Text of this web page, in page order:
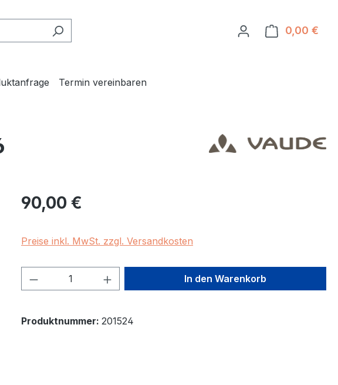
0,00 €
Termin vereinbaren
Regulärer Preis:
90,00 €
Preise inkl. MwSt. zzgl. Versandkosten
Produkt Anzahl: Gib den gewünschten Wert
In den Warenkorb
Produktnummer: 201524